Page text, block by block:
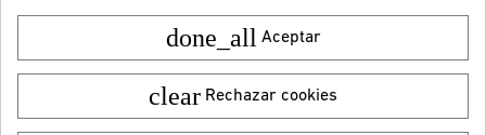
done_all Aceptar
clear Rechazar cookies